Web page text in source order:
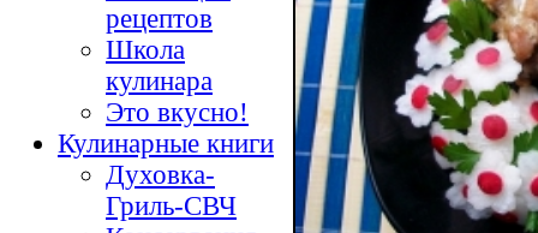
рецептов
Школа
кулинара
Это вкусно!
Кулинарные книги
Духовка-
Гриль-СВЧ